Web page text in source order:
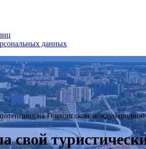
данных
на Гонконгской
свой